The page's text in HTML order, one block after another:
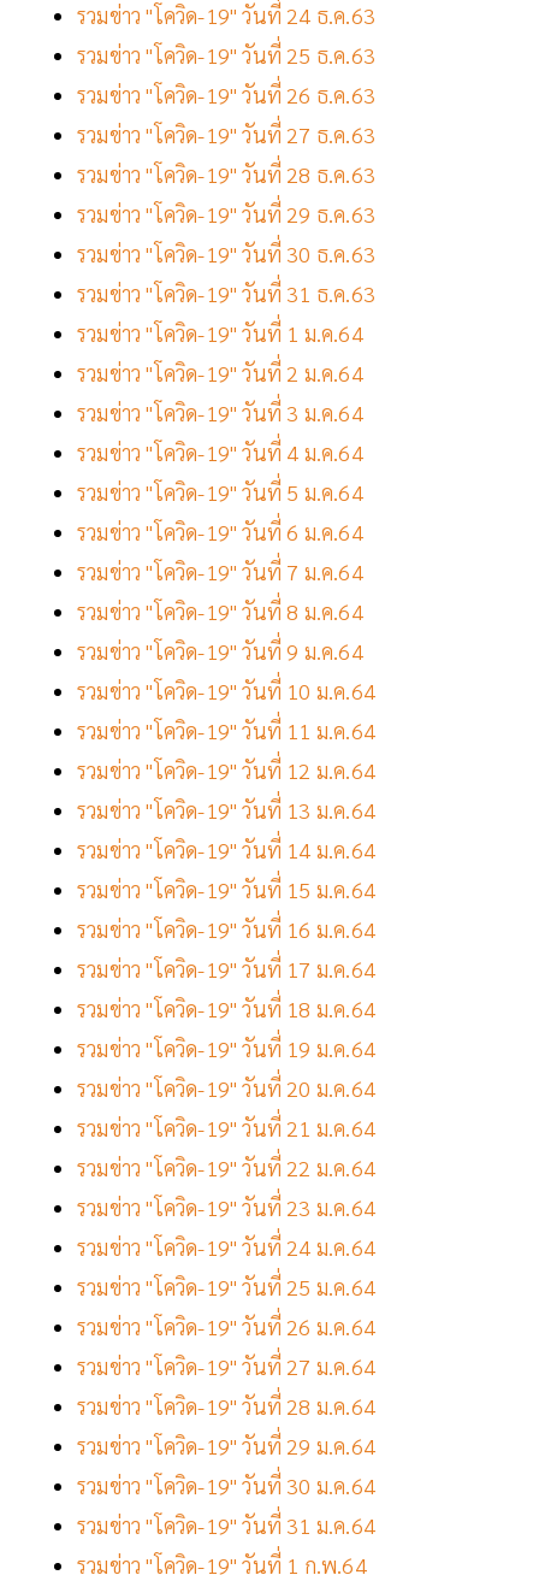
รวมข่าว "โควิด-19" วันที่ 24 ธ.ค.63
รวมข่าว "โควิด-19" วันที่ 25 ธ.ค.63
รวมข่าว "โควิด-19" วันที่ 26 ธ.ค.63
รวมข่าว "โควิด-19" วันที่ 27 ธ.ค.63
รวมข่าว "โควิด-19" วันที่ 28 ธ.ค.63
รวมข่าว "โควิด-19" วันที่ 29 ธ.ค.63
รวมข่าว "โควิด-19" วันที่ 30 ธ.ค.63
รวมข่าว "โควิด-19" วันที่ 31 ธ.ค.63
รวมข่าว "โควิด-19" วันที่ 1 ม.ค.64
รวมข่าว "โควิด-19" วันที่ 2 ม.ค.64
รวมข่าว "โควิด-19" วันที่ 3 ม.ค.64
รวมข่าว "โควิด-19" วันที่ 4 ม.ค.64
รวมข่าว "โควิด-19" วันที่ 5 ม.ค.64
รวมข่าว "โควิด-19" วันที่ 6 ม.ค.64
รวมข่าว "โควิด-19" วันที่ 7 ม.ค.64
รวมข่าว "โควิด-19" วันที่ 8 ม.ค.64
รวมข่าว "โควิด-19" วันที่ 9 ม.ค.64
รวมข่าว "โควิด-19" วันที่ 10 ม.ค.64
รวมข่าว "โควิด-19" วันที่ 11 ม.ค.64
รวมข่าว "โควิด-19" วันที่ 12 ม.ค.64
รวมข่าว "โควิด-19" วันที่ 13 ม.ค.64
รวมข่าว "โควิด-19" วันที่ 14 ม.ค.64
รวมข่าว "โควิด-19" วันที่ 15 ม.ค.64
รวมข่าว "โควิด-19" วันที่ 16 ม.ค.64
รวมข่าว "โควิด-19" วันที่ 17 ม.ค.64
รวมข่าว "โควิด-19" วันที่ 18 ม.ค.64
รวมข่าว "โควิด-19" วันที่ 19 ม.ค.64
รวมข่าว "โควิด-19" วันที่ 20 ม.ค.64
รวมข่าว "โควิด-19" วันที่ 21 ม.ค.64
รวมข่าว "โควิด-19" วันที่ 22 ม.ค.64
รวมข่าว "โควิด-19" วันที่ 23 ม.ค.64
รวมข่าว "โควิด-19" วันที่ 24 ม.ค.64
รวมข่าว "โควิด-19" วันที่ 25 ม.ค.64
รวมข่าว "โควิด-19" วันที่ 26 ม.ค.64
รวมข่าว "โควิด-19" วันที่ 27 ม.ค.64
รวมข่าว "โควิด-19" วันที่ 28 ม.ค.64
รวมข่าว "โควิด-19" วันที่ 29 ม.ค.64
รวมข่าว "โควิด-19" วันที่ 30 ม.ค.64
รวมข่าว "โควิด-19" วันที่ 31 ม.ค.64
รวมข่าว "โควิด-19" วันที่ 1 ก.พ.64